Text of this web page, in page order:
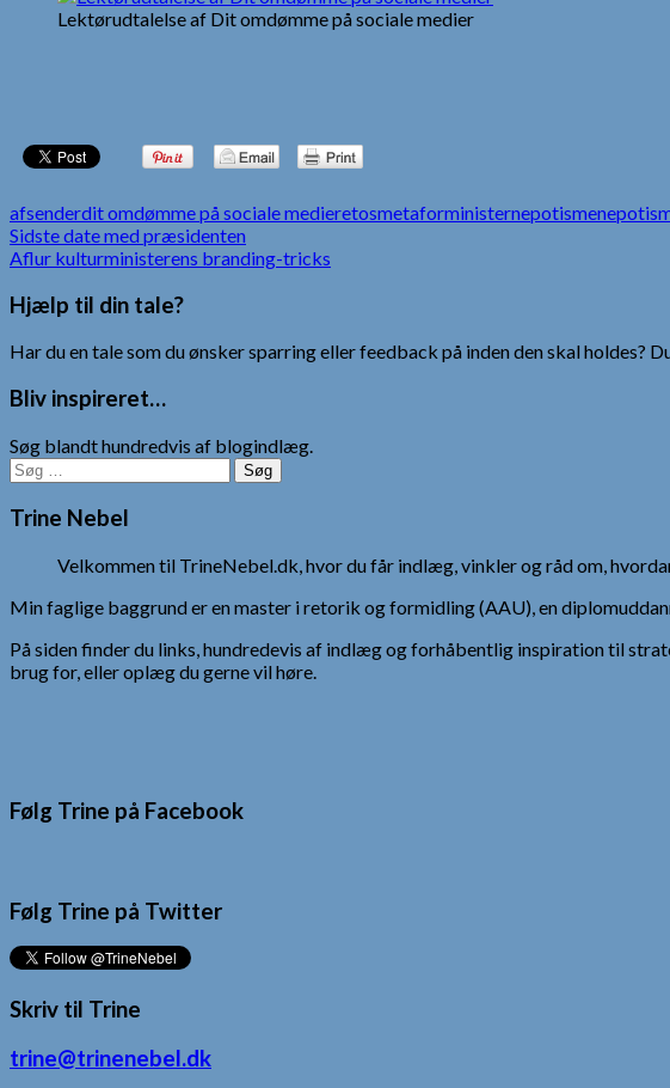
Lektørudtalelse af Dit omdømme på sociale medier
afsenderdit omdømme på sociale medieretosmetaforministernepotisme
Indlægsnavigation
Sidste date med præsidenten
Aflur kulturministerens branding-tricks
Hjælp til din tale?
Har du en tale som du ønsker sparring eller feedback på inden den skal holdes?
Bliv inspireret…
Søg blandt hundredvis af blogindlæg.
Søg
efter:
Trine Nebel
Velkommen til TrineNebel.dk, hvor du får indlæg, vinkler og råd om,
Min faglige baggrund er en master i retorik og formidling (AAU), en
På siden finder du links, hundredevis af indlæg og forhåbentlig inspiration til
brug for, eller oplæg du gerne vil høre.
Følg Trine på Facebook
Følg Trine på Twitter
Skriv til Trine
trine@trinenebel.dk